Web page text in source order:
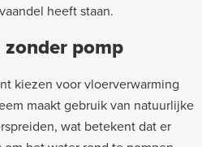
heeft staan.
pomp
kiezen voor vloerverwarming
maakt gebruik van natuurlijke
wat betekent dat er